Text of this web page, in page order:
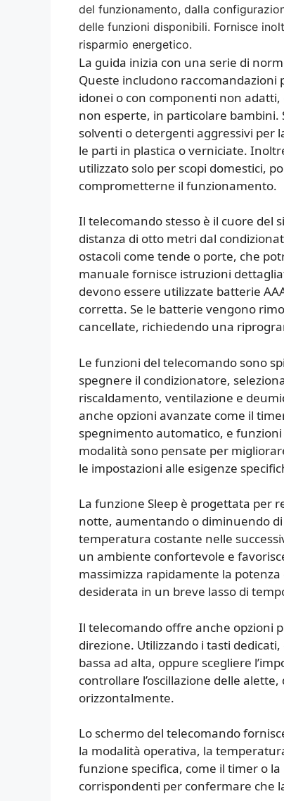
del funzionamento, dalla
delle funzioni disponibili. Fornisce
risparmio energetico.
La guida inizia con una serie di
Queste includono raccomandazioni
idonei o con componenti non
non esperte, in particolare bambini.
solventi o detergenti aggressivi per
le parti in plastica o verniciate.
utilizzato solo per scopi domestici,
comprometterne il funzionamento.
Il telecomando stesso è il cuore del
distanza di otto metri dal
ostacoli come tende o porte, che
manuale fornisce istruzioni
devono essere utilizzate batterie
corretta. Se le batterie vengono
cancellate, richiedendo una
Le funzioni del telecomando sono
spegnere il condizionatore,
riscaldamento, ventilazione e
anche opzioni avanzate come il
spegnimento automatico, e funzioni
modalità sono pensate per
le impostazioni alle esigenze
La funzione Sleep è progettata per
notte, aumentando o diminuendo
temperatura costante nelle
un ambiente confortevole e
massimizza rapidamente la
desiderata in un breve lasso di
Il telecomando offre anche opzioni
direzione. Utilizzando i tasti
bassa ad alta, oppure scegliere
controllare l’oscillazione delle
orizzontalmente.
Lo schermo del telecomando
la modalità operativa, la
funzione specifica, come il timer o la
corrispondenti per confermare che